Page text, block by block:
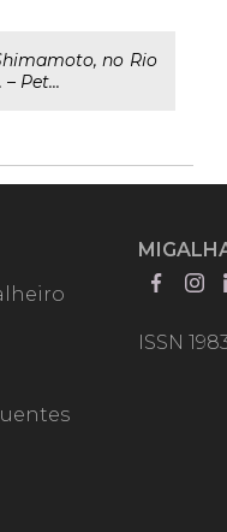
no Rio
Pet...
ISSN